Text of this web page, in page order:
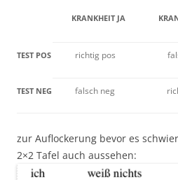
KRANKHEIT JA
TEST POS richtig pos
TEST NEG falsch neg
zur Auflockerung bevor es
2×2 Tafel auch aussehen: